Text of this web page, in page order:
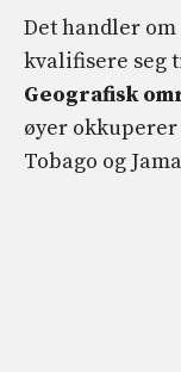
Det handler om
kvalifisere seg
Geografisk
øyer okkuperer
Tobago og